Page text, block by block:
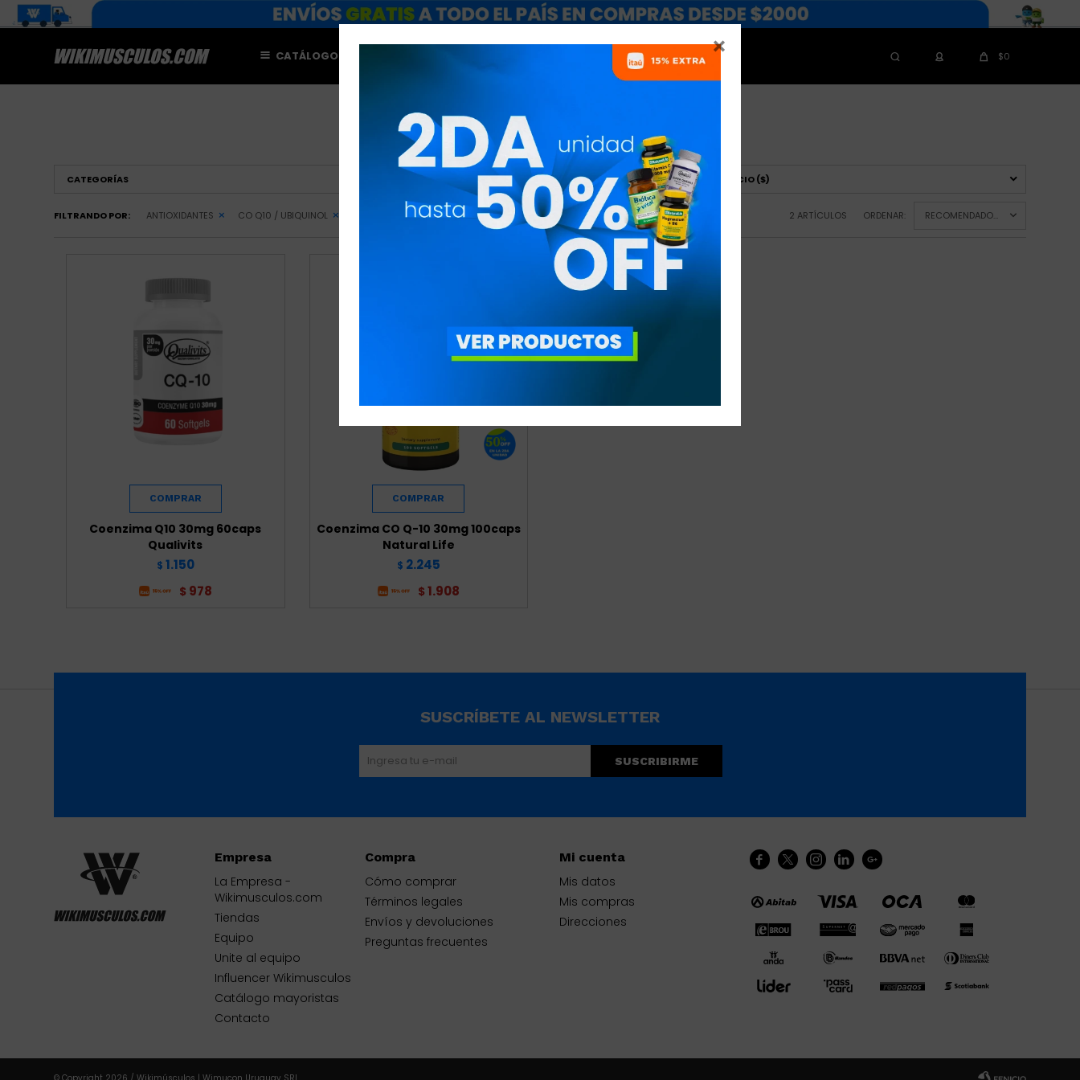

CATÁLOGO NUTRICIONISTAS $0
CO Q10 / UBIQUINOL
CATEGORÍAS MARCAS PRECIO($)
FILTRANDO POR: ANTIOXIDANTES CO Q10 / UBIQUINOL QUITAR FILTROS 2 ARTÍCULOS ORDENAR: RECOMENDADOS
Coenzima Q10 30mg 60caps
Qualivits
$ 1.150
$ 978
Coenzima CO Q-10 30mg 100caps
Natural Life
$ 2.245
$ 1.908
    
Empresa
La Empresa -
Wikimusculos.com
Tiendas
Equipo
Unite al equipo
Influencer Wikimusculos
Catálogo mayoristas
Contacto
Compra
Cómo comprar
Términos legales
Envíos y devoluciones
Preguntas frecuentes
Mi cuenta
Mis datos
Mis compras
Direcciones
SUSCRÍBETE AL NEWSLETTER
SUSCRIBIRME